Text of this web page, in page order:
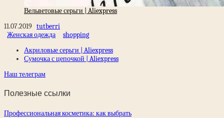
Вельветовые серьги | Aliexpress
11.07.2019 tutberri
Женская одежда
shopping
Акриловые серьги | Aliexpress
Сумочка с цепочкой | Aliexpress
Наш телеграм
Полезные ссылки
Профессиональная косметика: как выбрать